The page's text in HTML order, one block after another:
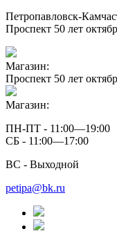
Петропавловск-
Проспект 50 лет
Магазин:
Проспект 50 лет
Магазин:
ПН-ПТ - 11:00—19:00
СБ - 11:00—17:00
ВС - Выходной
petipa@bk.ru